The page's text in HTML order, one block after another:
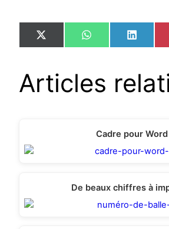
Share
on
X
(Twitter)
Share
on
WhatsAppShare
on
Articles
Cadre pour Word
De beaux chiffres à